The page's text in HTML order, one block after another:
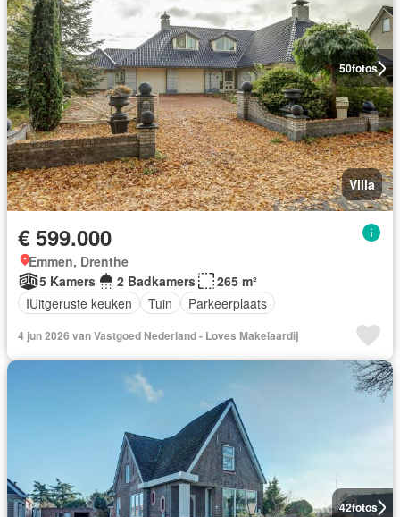
50fotos
Villa
€ 599.000
Emmen, Drenthe
5 Kamers
2 Badkamers
265 m²
IUitgeruste keuken
Tuin Parkeerplaats
4 jun 2026 van Vastgoed Nederland - Loves Makelaardij
42fotos